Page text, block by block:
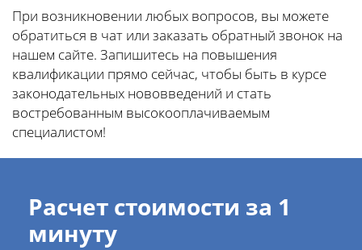
При возникновении любых вопросов, вы можете
обратиться в чат или заказать обратный звонок на
нашем сайте. Запишитесь на повышения
квалификации прямо сейчас, чтобы быть в курсе
законодательных нововведений и стать
востребованным высокооплачиваемым
специалистом!
Расчет стоимости за 1
минуту